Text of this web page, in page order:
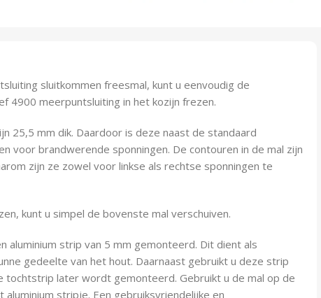
sluitkommen freesmal, kunt u eenvoudig de
4900 meerpuntsluiting in het kozijn frezen.
25,5 mm dik. Daardoor is deze naast de standaard
voor brandwerende sponningen. De contouren in de mal zijn
zijn ze zowel voor linkse als rechtse sponningen te
kunt u simpel de bovenste mal verschuiven.
aluminium strip van 5 mm gemonteerd. Dit dient als
gedeelte van het hout. Daarnaast gebruikt u deze strip
tochtstrip later wordt gemonteerd. Gebruikt u de mal op de
stripje. Een gebruiksvriendelijke en